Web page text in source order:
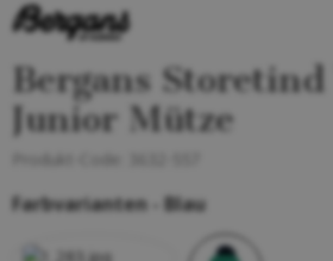
Bergans
Junior Mütze
Farbvarianten - Blau